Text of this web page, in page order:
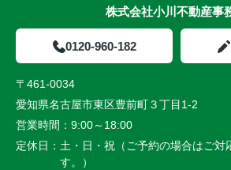
株式会社小川不動産事
0120-960-182
〒461-0034
愛知県名古屋市東区豊前町３丁目1-2
営業時間： 9:00～18:00
定休日： 土・日・祝（ご予約の場合はご対
す。）